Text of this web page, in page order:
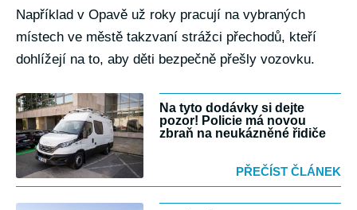
Například v Opavě už roky pracují na vybraných
místech ve městě takzvaní strážci přechodů, kteří
dohlížejí na to, aby děti bezpečně přešly vozovku.
Na tyto dodávky si dejte
pozor! Policie má novou
zbraň na neukázněné řidiče
PŘEČÍST ČLÁNEK